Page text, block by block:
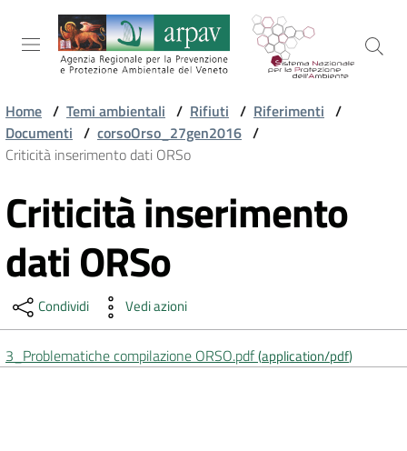
Salta al contenuto
Salta alla navigazione
Salta al footer
ARPAV
TEMI
TERRITORIO
Home / Temi ambientali / Rifiuti / Riferimenti /
Documenti / corsoOrso_27gen2016 /
Criticità inserimento dati ORSo
Vai al contenuto
Criticità inserimento
dati ORSo
Condividi Vedi azioni
3_Problematiche compilazione ORSO.pdf(application/pdf)